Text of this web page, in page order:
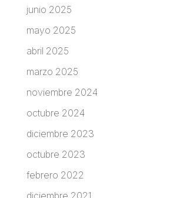
junio 2025
mayo 2025
abril 2025
marzo 2025
noviembre 2024
octubre 2024
diciembre 2023
octubre 2023
febrero 2022
diciembre 2021